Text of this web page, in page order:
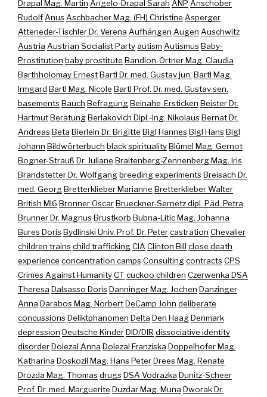
Drapal Mag. Martin Angelo-Drapal Sarah ANP Anschober
RudolfAnusAschbacher Mag. (FH) Christine Asperger
Atteneder-Tischler Dr. Verena Aufhängen Augen Auschwitz
Austria Austrian Socialist Party autism AutismusBaby-
Prostitution baby prostitute Bandion-Ortner Mag. Claudia
Barthholomay ErnestBartl Dr. med. Gustav jun. Bartl Mag.
Irmgard Bartl Mag. Nicole Bartl Prof. Dr. med. Gustav sen.
basementsBauch BefragungBeinahe-Ersticken Beister Dr.
HartmutBeratungBerlakovich Dipl.-Ing. NikolausBernat Dr.
AndreasBeta Bierlein Dr. Brigitte Bigl HannesBigl HansBigl
Johann Bildwörterbuch black spiritualityBlümel Mag. Gernot
Bogner-Strauß Dr. Juliane Braitenberg-Zennenberg Mag. Iris
Brandstetter Dr. Wolfgangbreeding experimentsBreisach Dr.
med. GeorgBretterklieber Marianne Bretterklieber Walter
British MI6 Bronner OscarBrueckner-Sernetz dipl. Päd. Petra
Brunner Dr. MagnusBrustkorb Bubna-Litic Mag. Johanna
Bures DorisBydlinski Univ. Prof. Dr. Petercastration Chevalier
children trainschild traffickingCIA Clinton Bill close death
experience concentration campsConsultingcontractsCPS
Crimes Against HumanityCT cuckoo children Czerwenka DSA
Theresa Dalsasso DorisDanninger Mag. Jochen Danzinger
Anna Darabos Mag. NorbertDeCamp John deliberate
concussionsDeliktphänomen Delta Den HaagDenmark
depression Deutsche KinderDID/DIR dissociative identity
disorderDolezal Anna Dolezal Franziska Doppelhofer Mag.
Katharina Doskozil Mag. Hans PeterDrees Mag. Renate
Drozda Mag. ThomasdrugsDSA Vodrazka Dunitz-Scheer
Prof. Dr. med. Marguerite Duzdar Mag. Muna Dworak Dr.